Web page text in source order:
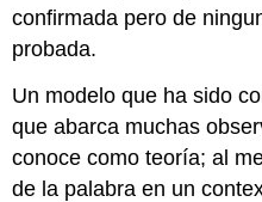
confirmada pero de
probada.
Un modelo que ha sido
que abarca muchas
conoce como teoría; al
de la palabra en un